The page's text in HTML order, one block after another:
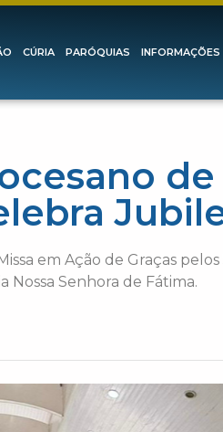
CÚRIA PARÓQUIAS INFORMAÇÕES
de
em Ação de Graças
Nossa Senhora de Fátima.